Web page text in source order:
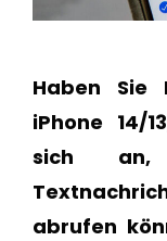
Haben Sie
iPhone 14/
sich an,
abrufen